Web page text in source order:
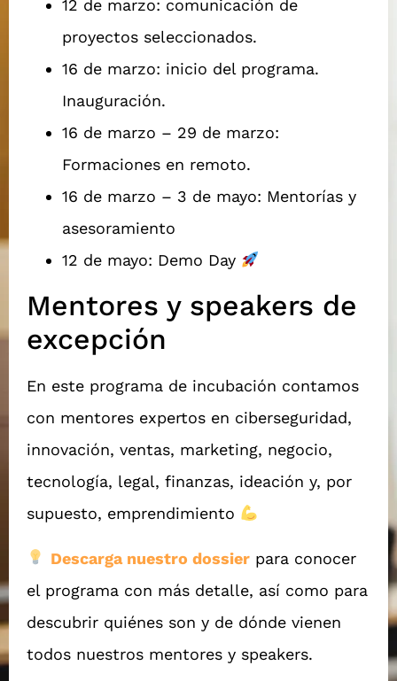
12 de marzo: comunicación de
proyectos seleccionados.
16 de marzo: inicio del programa.
Inauguración.
16 de marzo – 29 de marzo:
Formaciones en remoto.
16 de marzo – 3 de mayo: Mentorías y
asesoramiento
12 de mayo: Demo Day
Mentores y speakers de
excepción
En este programa de incubación contamos
con mentores expertos en ciberseguridad,
innovación, ventas, marketing, negocio,
tecnología, legal, finanzas, ideación y, por
supuesto, emprendimiento
Descarga nuestro dossierpara conocer
el programa con más detalle, así como para
descubrir quiénes son y de dónde vienen
todos nuestros mentores y speakers.